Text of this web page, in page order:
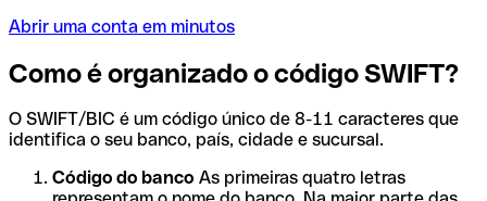
Abrir uma conta em minutos
Como é organizado o código SWIFT?
O SWIFT/BIC é um código único de 8-11 caracteres que
identifica o seu banco, país, cidade e sucursal.
Código do banco As primeiras quatro letras